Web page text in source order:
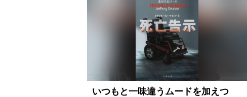
いつもと一味違うムードを加えつ